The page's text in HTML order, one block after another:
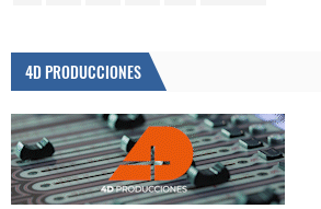
4D PRODUCCIONES